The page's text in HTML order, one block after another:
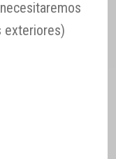
exteriores)